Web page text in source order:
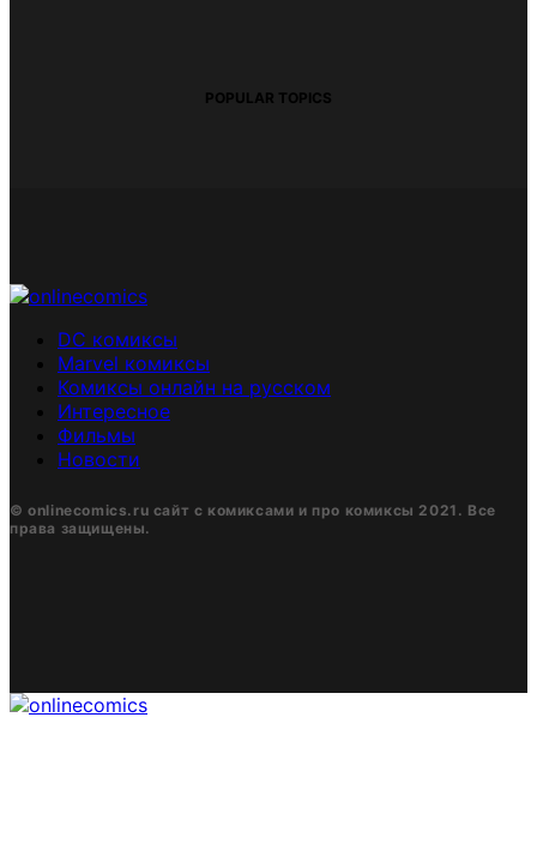
POPULAR TOPICS
DC комиксы
Marvel комиксы
Комиксы онлайн на русском
Интересное
Фильмы
Новости
© onlinecomics.ru сайт с комиксами и про комиксы 2021. Все
права защищены.